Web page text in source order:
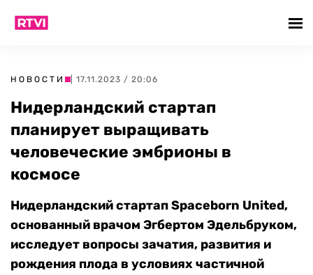
НОВОСТИ | 17.11.2023 / 20:06
Нидерландский стартап
планирует выращивать
человеческие эмбрионы в
космосе
Нидерландский стартап Spaceborn United,
основанный врачом Эгбертом Эдельбруком,
исследует вопросы зачатия, развития и
рождения плода в условиях частичной